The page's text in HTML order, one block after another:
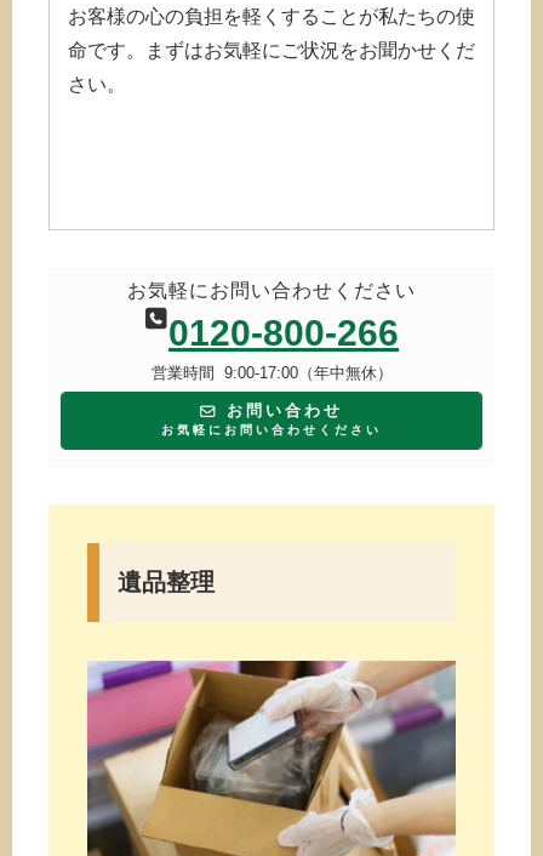
お客様の心の負担を軽くすることが私たちの使
命です。まずはお気軽にご状況をお聞かせくだ
さい。
お気軽にお問い合わせください
0120-800-266
営業時間 9:00-17:00（年中無休）
お問い合わせ
お気軽にお問い合わせください
遺品整理